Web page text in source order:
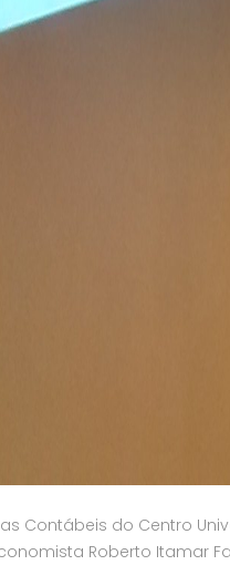
Contábeis do Centro
Roberto Itamar